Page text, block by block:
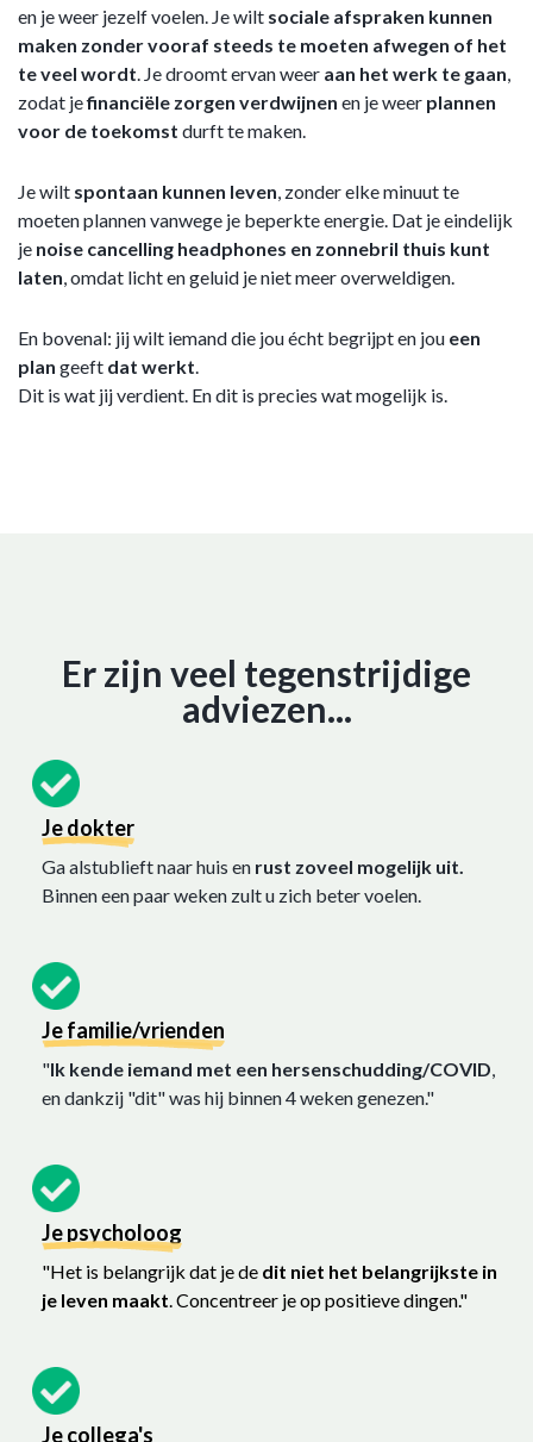
en je weer jezelf voelen. Je wilt sociale afspraken kunnen
maken zonder vooraf steeds te moeten afwegen of het
te veel wordt. Je droomt ervan weer aan het werk te gaan,
zodat jefinanciële zorgen verdwijnen en je weer plannen
voor de toekomst durft te maken.
Je wilt spontaan kunnen leven, zonder elke minuut te
moeten plannen vanwege je beperkte energie. Dat je eindelijk
je noise cancelling headphones en zonnebril thuis kunt
laten, omdat licht en geluid je niet meer overweldigen.
En bovenal: jij wilt iemand die jou écht begrijpt en jou een
plan geeft dat werkt.
Dit is wat jij verdient. En dit is precies wat mogelijk is.
Er zijn veel tegenstrijdige
adviezen...
Je dokter
Ga alstublieft naar huis en rust zoveel mogelijk uit.
Binnen een paar weken zult u zich beter voelen.
Je familie/vrienden
"Ik kende iemand met een hersenschudding/COVID,
en dankzij "dit" was hij binnen 4 weken genezen."
Je psycholoog
"Het is belangrijk dat je de dit niet het belangrijkste in
je leven maakt. Concentreer je op positieve dingen."
Je collega's